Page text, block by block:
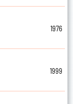
1976
1999